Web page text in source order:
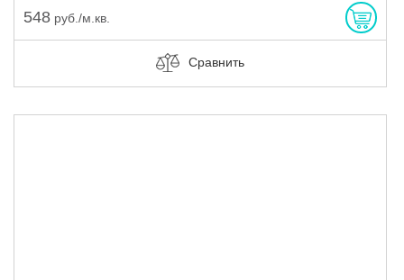
548 руб./м.кв.
Сравнить